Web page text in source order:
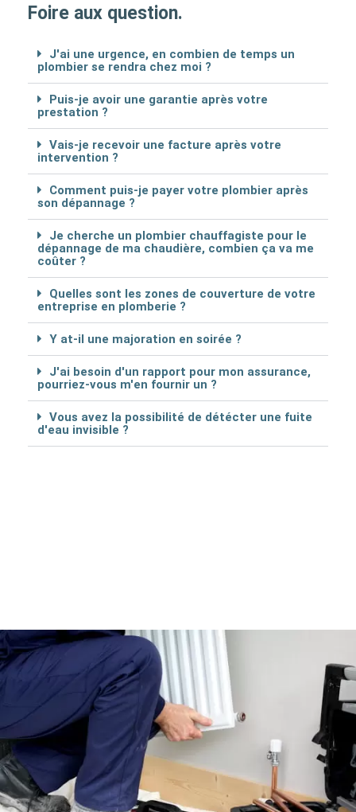
Foire aux question.
J'ai une urgence, en combien de temps un
plombier se rendra chez moi ?
Puis-je avoir une garantie après votre
prestation ?
Vais-je recevoir une facture après votre
intervention ?
Comment puis-je payer votre plombier après
son dépannage ?
Je cherche un plombier chauffagiste pour le
dépannage de ma chaudière, combien ça va me
coûter ?
Quelles sont les zones de couverture de votre
entreprise en plomberie ?
Y at-il une majoration en soirée ?
J'ai besoin d'un rapport pour mon assurance,
pourriez-vous m'en fournir un ?
Vous avez la possibilité de détécter une fuite
d'eau invisible ?